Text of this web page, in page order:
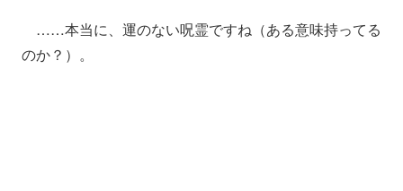
……本当に、運のない呪霊ですね（ある意味持ってる
のか？）。